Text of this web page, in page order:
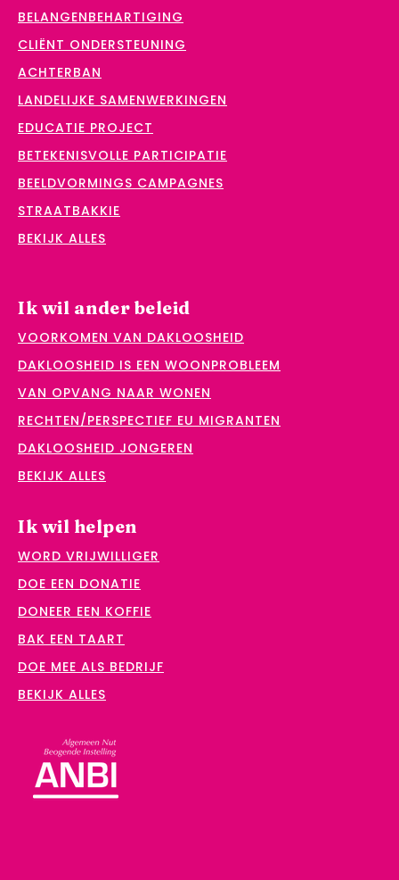
BELANGENBEHARTIGING
CLIËNT ONDERSTEUNING
ACHTERBAN
LANDELIJKE SAMENWERKINGEN
EDUCATIE PROJECT
BETEKENISVOLLE PARTICIPATIE
BEELDVORMINGS CAMPAGNES
STRAATBAKKIE
BEKIJK ALLES
Ik wil ander beleid
VOORKOMEN VAN DAKLOOSHEID
DAKLOOSHEID IS EEN WOONPROBLEEM
VAN OPVANG NAAR WONEN
RECHTEN/PERSPECTIEF EU MIGRANTEN
DAKLOOSHEID JONGEREN
BEKIJK ALLES
Ik wil helpen
WORD VRIJWILLIGER
DOE EEN DONATIE
DONEER EEN KOFFIE
BAK EEN TAART
DOE MEE ALS BEDRIJF
BEKIJK ALLES